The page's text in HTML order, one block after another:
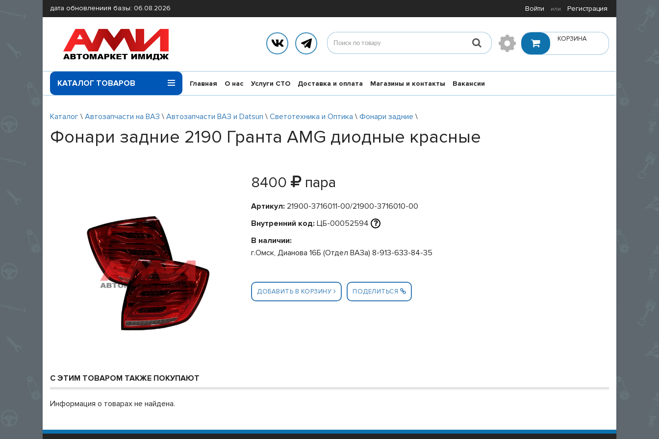
дата обновлениия базы: 06.08.2026 Войти или Регистрация
КОРЗИНА
КАТАЛОГ ТОВАРОВ Главная О нас Услуги СТО Доставка и оплата Магазины и контакты Вакансии
Каталог \ Автозапчасти на ВАЗ \ Автозапчасти ВАЗ и Datsun \ Светотехника и Оптика \ Фонари задние \
Фонари задние 2190 Гранта AMG диодные красные
8400 пара
Артикул: 21900-3716011-00/21900-3716010-00
Внутренний код: ЦБ-00052594
В наличии:
г.Омск, Дианова 16Б (Отдел ВАЗа) 8-913-633-84-35
ДОБАВИТЬ В КОРЗИНУ ПОДЕЛИТЬСЯ
С ЭТИМ ТОВАРОМ ТАКЖЕ ПОКУПАЮТ
Информация о товарах не найдена.